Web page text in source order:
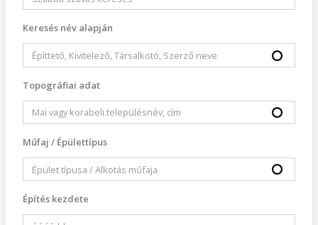
Keresés név alapján
Topográfiai adat
Műfaj / Épülettípus
Építés kezdete